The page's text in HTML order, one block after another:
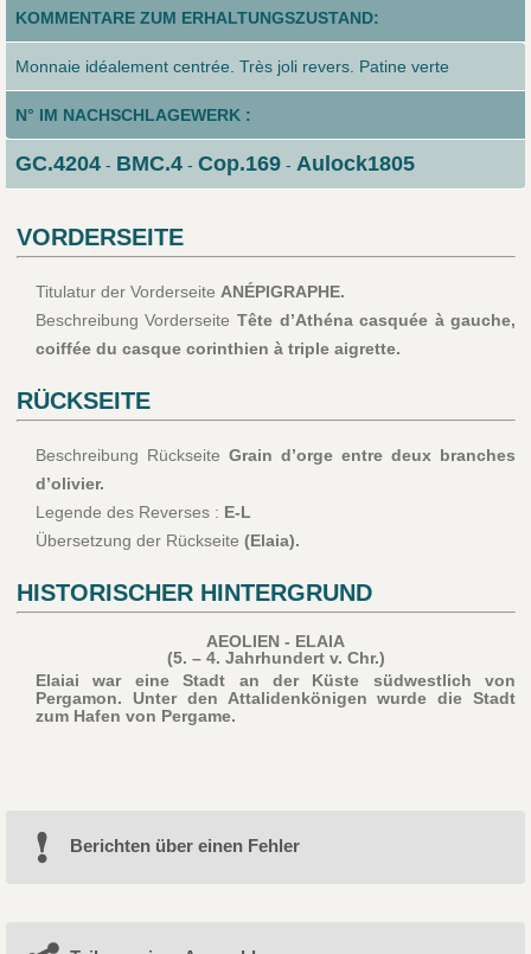
KOMMENTARE ZUM ERHALTUNGSZUSTAND:
Monnaie idéalement centrée. Très joli revers. Patine verte
N° IM NACHSCHLAGEWERK :
GC.4204- BMC.4- Cop.169- Aulock1805
VORDERSEITE
Titulatur der Vorderseite ANÉPIGRAPHE.
Beschreibung Vorderseite Tête d’Athéna casquée à gauche,
coiffée du casque corinthien à triple aigrette.
RÜCKSEITE
Beschreibung Rückseite Grain d’orge entre deux branches
d’olivier.
Legende des Reverses : E-L
Übersetzung der Rückseite (Elaia).
HISTORISCHER HINTERGRUND
AEOLIEN - ELAIA
(5. – 4. Jahrhundert v. Chr.)
Elaiai war eine Stadt an der Küste südwestlich von
Pergamon. Unter den Attalidenkönigen wurde die Stadt
zum Hafen von Pergame.
Berichten über einen Fehler